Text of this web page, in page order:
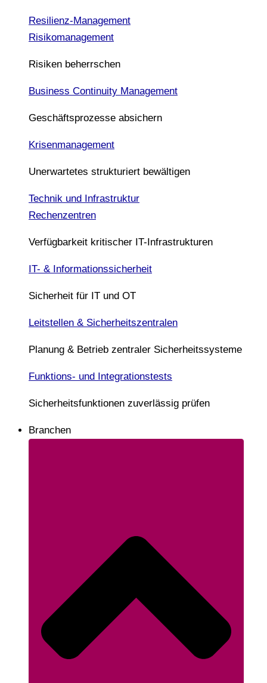
Resilienz-Management
Risikomanagement
Risiken beherrschen
Business Continuity Management
Geschäftsprozesse absichern
Krisenmanagement
Unerwartetes strukturiert bewältigen
Technik und Infrastruktur
Rechenzentren
Verfügbarkeit kritischer IT-Infrastrukturen
IT- & Informationssicherheit
Sicherheit für IT und OT
Leitstellen & Sicherheitszentralen
Planung & Betrieb zentraler Sicherheitssysteme
Funktions- und Integrationstests
Sicherheitsfunktionen zuverlässig prüfen
Branchen